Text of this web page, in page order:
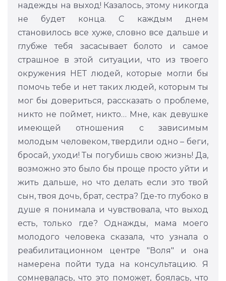
надежды на выход! Казалось, этому никогда
не будет конца. С каждым днем
становилось все хуже, словно все дальше и
глубже тебя засасывает болото и самое
страшное в этой ситуации, что из твоего
окружения НЕТ людей, которые могли бы
помочь тебе и нет таких людей, которым ты
мог бы довериться, рассказать о проблеме,
никто не поймет, никто… Мне, как девушке
имеющей отношения с зависимым
молодым человеком, твердили одно – беги,
бросай, уходи! Ты погубишь свою жизнь! Да,
возможно это было бы проще просто уйти и
жить дальше, но что делать если это твой
сын, твоя дочь, брат, сестра? Где-то глубоко в
душе я понимала и чувствовала, что выход
есть, только где? Однажды, мама моего
молодого человека сказала, что узнала о
реабилитационном центре "Воля" и она
намерена пойти туда на консультацию. Я
сомневалась, что это поможет, боялась, что